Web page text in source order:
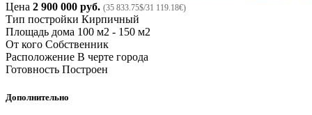
Цена 2 900 000 руб. (35 833.75$/31 119.18€)
Тип постройки Кирпичный
Площадь дома 100 м2 - 150 м2
От кого Собственник
Расположение В черте города
Готовность Построен
Дополнительно